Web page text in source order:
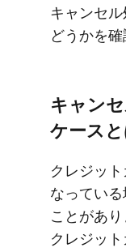
キャンセ
どうかを​確
キャン
ケースと
クレジッ
なってい
ことがあ
クレジッ